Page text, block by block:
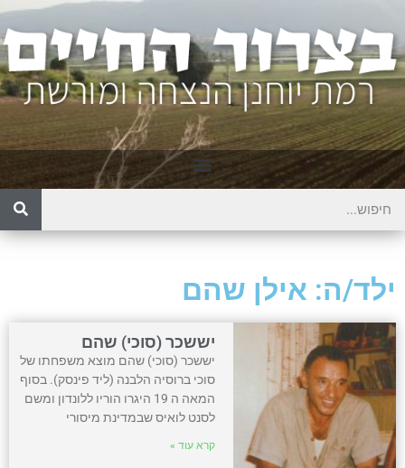
ילד/ה: אילן שהם
יששכר (סוכי) שהם
יששכר (סוכי) שהם מוצא משפחתו של
סוכי ברוסיה הלבנה (ליד פינסק). בסוף
המאה ה 19 היגרו הוריו ללונדון ומשם
לסנט לואיס שבמדינת מיסורי
קרא עוד »